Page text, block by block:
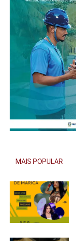
MAIS POPULAR